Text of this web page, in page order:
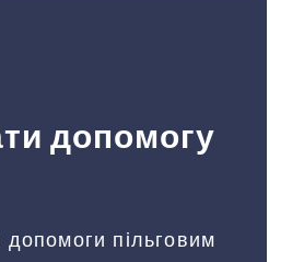
допомогу
допомоги пільговим